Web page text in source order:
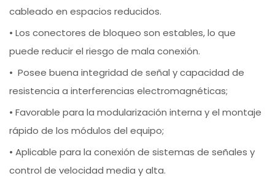
cableado en espacios reducidos.
• Los conectores de bloqueo son estables, lo que
puede reducir el riesgo de mala conexión.
• Posee buena integridad de señal y capacidad de
resistencia a interferencias electromagnéticas;
• Favorable para la modularización interna y el montaje
rápido de los módulos del equipo;
• Aplicable para la conexión de sistemas de señales y
control de velocidad media y alta.